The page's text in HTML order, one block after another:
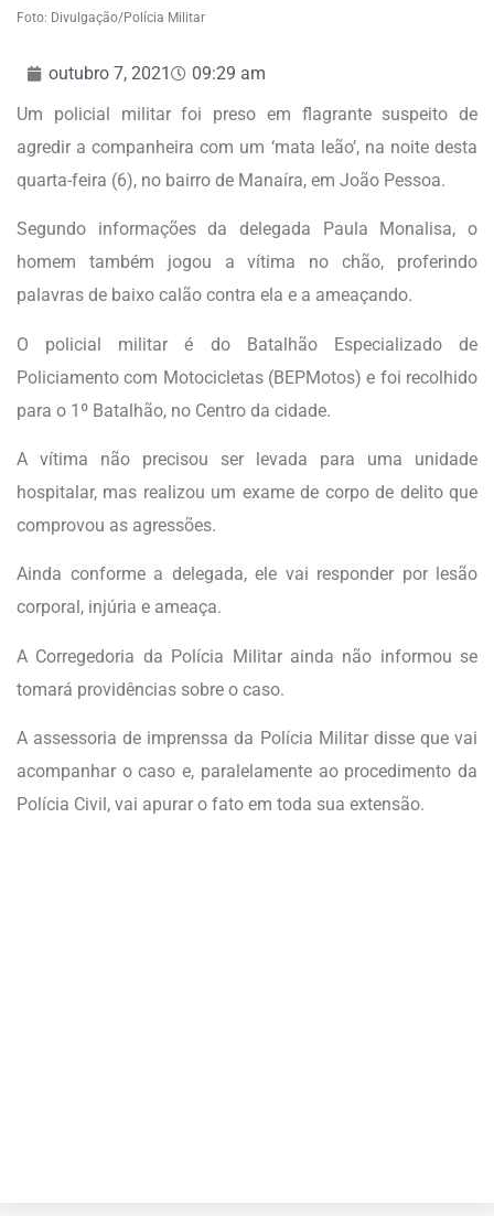
Foto: Divulgação/Polícia Militar
outubro 7, 2021
09:29 am
Um policial militar foi preso em flagrante suspeito de
agredir a companheira com um ‘mata leão’, na noite desta
quarta-feira (6), no bairro de Manaíra, em João Pessoa.
Segundo informações da delegada Paula Monalisa, o
homem também jogou a vítima no chão, proferindo
palavras de baixo calão contra ela e a ameaçando.
O policial militar é do Batalhão Especializado de
Policiamento com Motocicletas (BEPMotos) e foi recolhido
para o 1º Batalhão, no Centro da cidade.
A vítima não precisou ser levada para uma unidade
hospitalar, mas realizou um exame de corpo de delito que
comprovou as agressões.
Ainda conforme a delegada, ele vai responder por lesão
corporal, injúria e ameaça.
A Corregedoria da Polícia Militar ainda não informou se
tomará providências sobre o caso.
A assessoria de imprenssa da Polícia Militar disse que vai
acompanhar o caso e, paralelamente ao procedimento da
Polícia Civil, vai apurar o fato em toda sua extensão.